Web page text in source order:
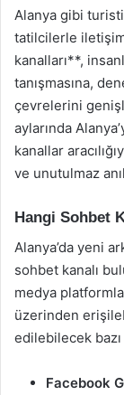
Alanya gibi
tatilcilerle
kanalları**,
tanışmasına,
çevrelerini
aylarında
kanallar
ve unutulmaz
Hangi Sohbet
Alanya’da yeni
sohbet kanalı
medya
üzerinden
edilebilecek
Facebook